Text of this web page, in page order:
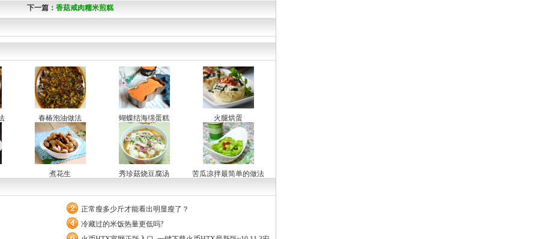
下一篇： 香菇咸肉糯米煎糕
春椿泡油做法 蝴蝶结海绵蛋糕 火腿烘蛋
煮花生 秀珍菇烧豆腐汤 苦瓜凉拌最简单的做法
正常瘦多少斤才能看出明显瘦了？
冷藏过的米饭热量更低吗?